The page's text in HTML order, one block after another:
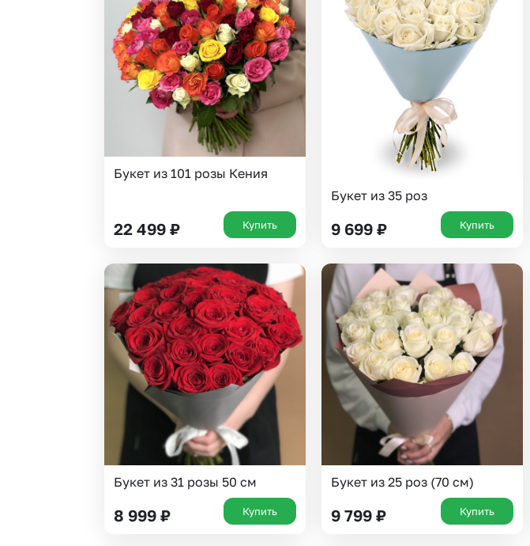
Гипсофила
Гортензии
Ирисы
Каллы
Суккуленты
Фрезия
Эустома
Букет из 101 розы Кения
22 499 ₽ Купить
Букет из 35 роз
9 699 ₽ Купить
Букет из 31 розы 50 см
8 999 ₽ Купить
Букет из 25 роз (70 см)
9 799 ₽ Купить